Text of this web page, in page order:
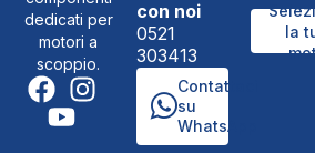
dedicati per
motori a
scoppio.
con noi
0521
303413
Contattaci
su
WhatsApp
la